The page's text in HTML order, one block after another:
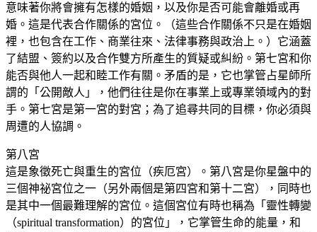
意味著你將會擁有怎樣的婚姻，以及你是否可能會離婚或再
婚。這是代表合作關係的宮位。（這些合作關係不只是在婚姻
裡，也包含在工作、商業往來、法律事務與政治上。）它涵蓋
了結盟、簽約以及合作雙方所產生的質疑或糾紛。第七宮和你
能否與他人一起和睦工作有關。矛盾的是，它也掌管占星師所
謂的「公開敵人」，他們往往是你在事業上或專業領域內的對
手。第七宮是第一宮的對宮；為了追尋共同的目標，你必須與
周遭的人協調。
第八宮
這是象徵死亡與重生的宮位（疾厄宮）。第八宮是你星盤中的
三個神祕宮位之一（另外兩個是第四宮和第十二宮），同時也
是其中一個最難理解的宮位。這個宮位有時也稱為「靈性轉變
（spiritual transformation）的宮位」，它掌管生命的能量，和